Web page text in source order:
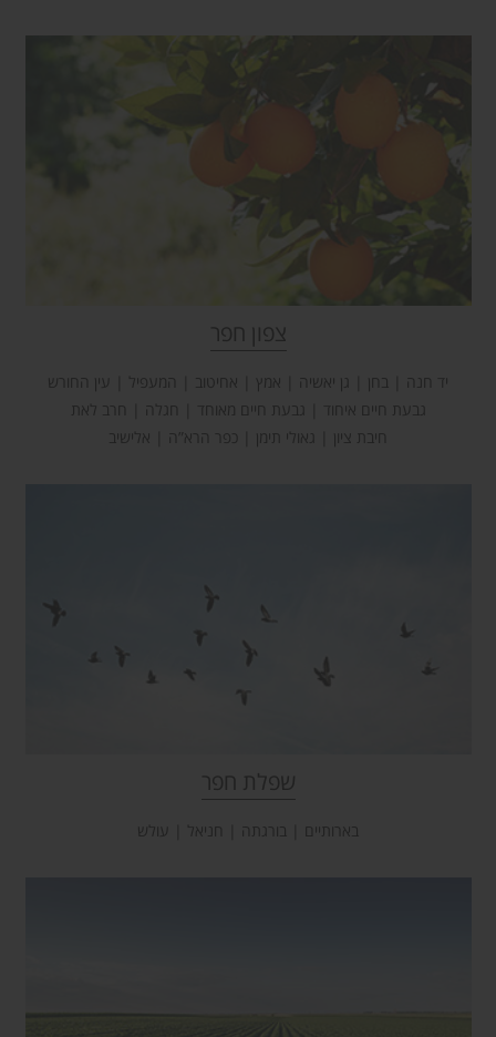
צפון חפר
יד חנה | בחן | גן יאשיה | אמץ | אחיטוב | המעפיל | עין החורש
גבעת חיים איחוד | גבעת חיים מאוחד | חגלה | חרב לאת
חיבת ציון | גאולי תימן | כפר הרא”ה | אלישיב
שפלת חפר
בארותיים | בורגתה | חניאל | עולש